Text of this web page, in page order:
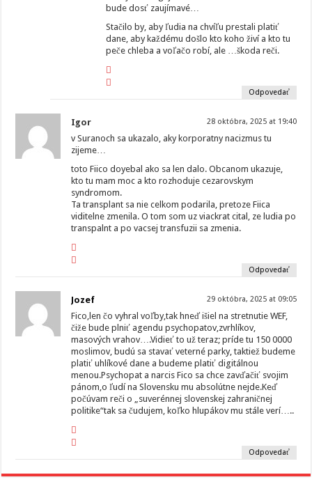
bude dosť zaujímavé…
Stačilo by, aby ľudia na chvíľu prestali platiť
dane, aby každému došlo kto koho živí a kto tu
peče chleba a voľačo robí, ale …škoda reči.
Odpovedať
Igor 28 októbra, 2025 at 19:40
v Suranoch sa ukazalo, aky korporatny nacizmus tu
zijeme…
toto Fiico doyebal ako sa len dalo. Obcanom ukazuje,
kto tu mam moc a kto rozhoduje cezarovskym
syndromom.
Ta transplant sa nie celkom podarila, pretoze Fiica
viditelne zmenila. O tom som uz viackrat cital, ze ludia po
transpalnt a po vacsej transfuzii sa zmenia.
Odpovedať
Jozef 29 októbra, 2025 at 09:05
Fico,len čo vyhral voľby,tak hneď išiel na stretnutie WEF,
čiže bude plniť agendu psychopatov,zvrhlíkov,
masových vrahov….Vidieť to už teraz; príde tu 150 0000
moslimov, budú sa stavať veterné parky, taktiež budeme
platiť uhlíkové dane a budeme platiť digitálnou
menou.Psychopat a narcis Fico sa chce zavďačiť svojim
pánom,o ľudí na Slovensku mu absolútne nejde.Keď
počúvam reči o „suverénnej slovenskej zahraničnej
politike“tak sa čudujem, koľko hlupákov mu stále verí…..
Odpovedať